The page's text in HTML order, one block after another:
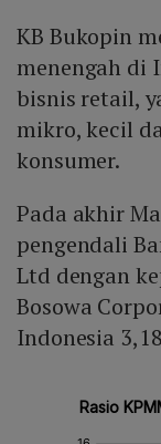
KB Bukopin
menengah di
bisnis retail,
mikro, kecil
konsumer.
Pada akhir
pengendali
Ltd dengan
Bosowa
Indonesia